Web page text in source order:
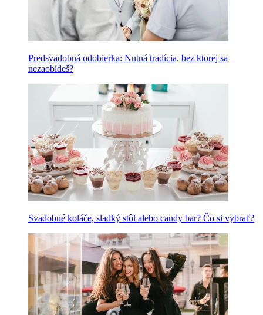
Predsvadobná odobierka: Nutná tradícia, bez ktorej sa
nezaobídeš?
Svadobné koláče, sladký stôl alebo candy bar? Čo si vybrať?